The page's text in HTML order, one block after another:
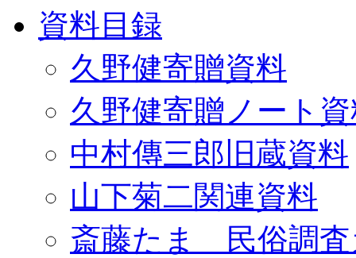
資料目録
久野健寄贈資料
久野健寄贈ノート
中村傳三郎旧蔵資料
山下菊二関連資料
斎藤たま 民俗調査